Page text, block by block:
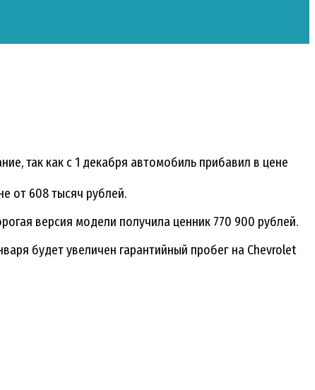
так как с 1 декабря автомобиль прибавил в цене
от 608 тысяч рублей.
версия модели получила ценник 770 900 рублей.
будет увеличен гарантийный пробег на Chevrolet